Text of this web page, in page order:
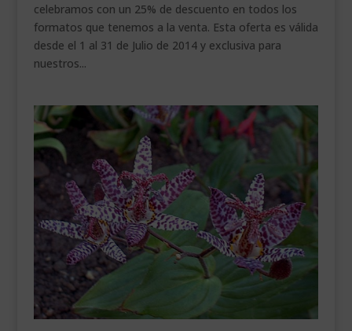
celebramos con un 25% de descuento en todos los
formatos que tenemos a la venta. Esta oferta es válida
desde el 1 al 31 de Julio de 2014 y exclusiva para
nuestros...